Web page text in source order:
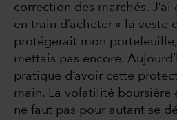
correction des marchés. J’ai
en train d’acheter « la veste
protégerait mon
mettais pas encore.
pratique d’avoir cette
main. La volatilité boursière
ne faut pas pour autant se